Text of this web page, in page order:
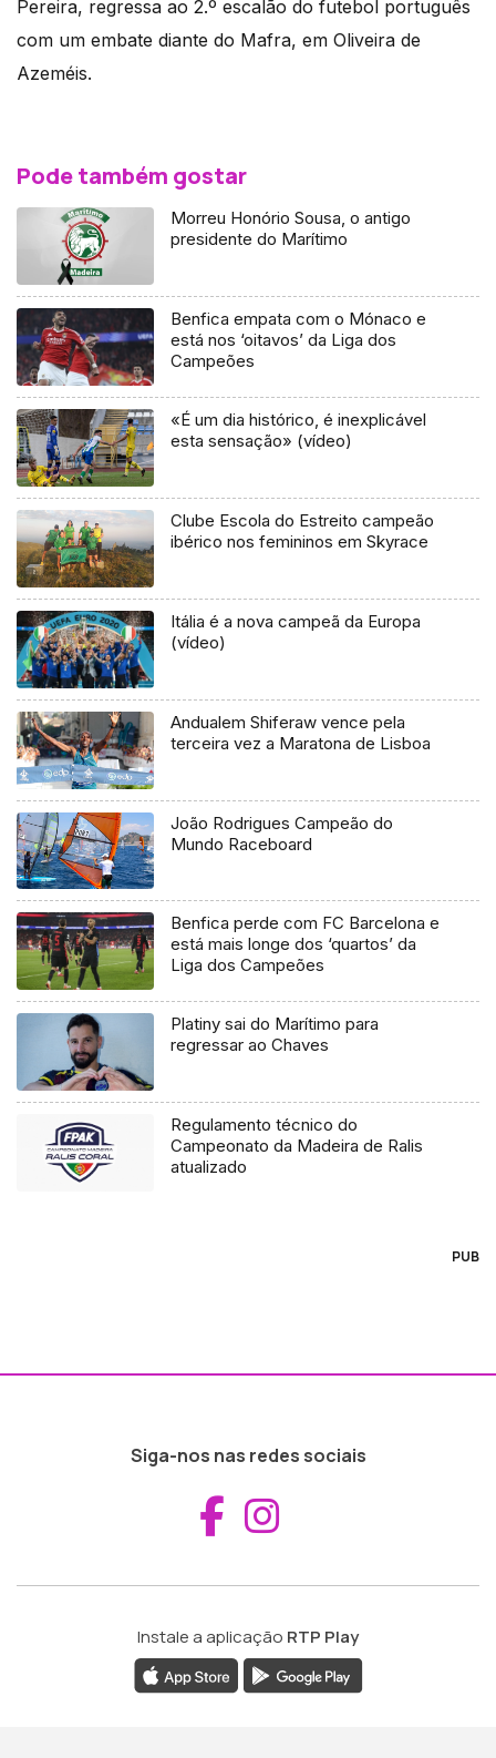
Pereira, regressa ao 2.º escalão do futebol português
com um embate diante do Mafra, em Oliveira de
Azeméis.
Pode também gostar
Morreu Honório Sousa, o antigo
presidente do Marítimo
Benfica empata com o Mónaco e
está nos ‘oitavos’ da Liga dos
Campeões
«É um dia histórico, é inexplicável
esta sensação» (vídeo)
Clube Escola do Estreito campeão
ibérico nos femininos em Skyrace
Itália é a nova campeã da Europa
(vídeo)
Andualem Shiferaw vence pela
terceira vez a Maratona de Lisboa
João Rodrigues Campeão do
Mundo Raceboard
Benfica perde com FC Barcelona e
está mais longe dos ‘quartos’ da
Liga dos Campeões
Platiny sai do Marítimo para
regressar ao Chaves
Regulamento técnico do
Campeonato da Madeira de Ralis
atualizado
PUB
Siga-nos nas redes sociais
Aceder ao
Instale a aplicação RTP Play